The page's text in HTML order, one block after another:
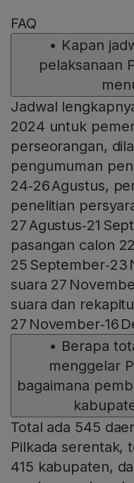
FAQ
• Kapan
pelaksanaan
Jadwal
2024 untuk
perseorangan,
pengumuman
24‑26 Agustus,
penelitian
27 Agustus‑21
pasangan calon
25
suara 27
suara dan
27 November‑16
• Berapa
menggelar
bagaimana
Total ada 545
Pilkada serentak,
415 kabupaten,